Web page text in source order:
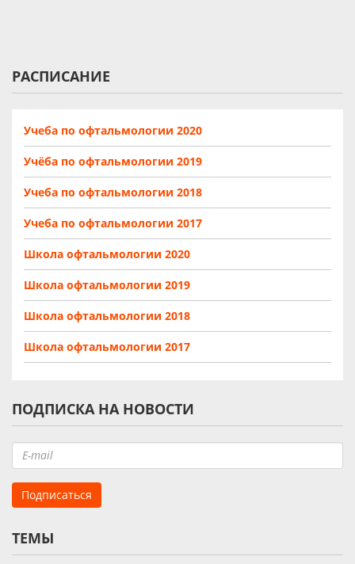
РАСПИСАНИЕ
Учеба по офтальмологии 2020
Учёба по офтальмологии 2019
Учеба по офтальмологии 2018
Учеба по офтальмологии 2017
Школа офтальмологии 2020
Школа офтальмологии 2019
Школа офтальмологии 2018
Школа офтальмологии 2017
ПОДПИСКА НА НОВОСТИ
ТЕМЫ